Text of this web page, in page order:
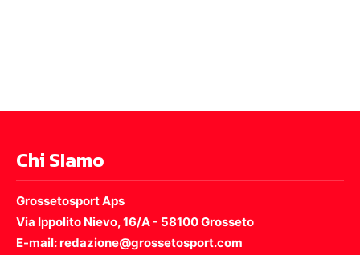
Chi SIamo
Grossetosport Aps
Via Ippolito Nievo, 16/A - 58100 Grosseto
E-mail: redazione@grossetosport.com